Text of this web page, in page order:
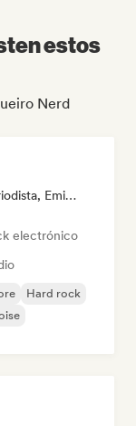
estos
Nerd
Medios De Comunicación/Periodista, Emisoras De Radio
electrónico
Hard rock